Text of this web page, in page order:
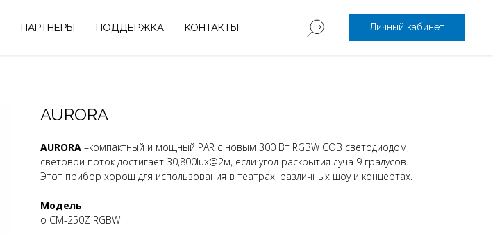
ПАРТНЕРЫ ПОДДЕРЖКА КОНТАКТЫ Личный кабинет
AURORA
AURORA –компактный и мощный PAR c новым 300 Вт RGBW COB светодиодом,
световой поток достигает 30,800lux@2м, если угол раскрытия луча 9 градусов.
Этот прибор хорош для использования в театрах, различных шоу и концертах.
Модель
o CM-250Z RGBW